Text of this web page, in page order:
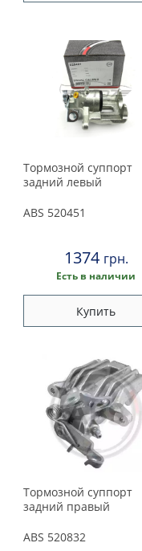
Тормозной суппорт
задний левый
ABS 520451
1374 грн.
Есть в наличии
Купить
Тормозной суппорт
задний правый
ABS 520832